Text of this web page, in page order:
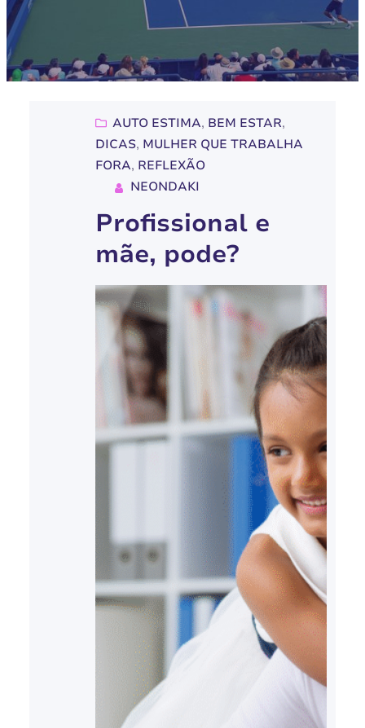
AUTO ESTIMA, BEM ESTAR
DICAS, MULHER QUE TRABALHA
FORA, REFLEXÃO
NEONDAKI
Profissional e
mãe, pode?